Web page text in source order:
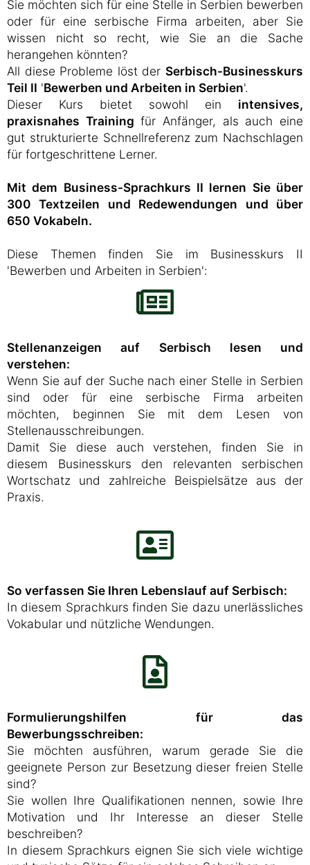
Sie möchten sich für eine Stelle in Serbien bewerben
oder für eine serbische Firma arbeiten, aber Sie
wissen nicht so recht, wie Sie an die Sache
herangehen könnten?
All diese Probleme löst der Serbisch-Businesskurs
Teil II 'Bewerben und Arbeiten in Serbien'.
Dieser Kurs bietet sowohl ein intensives,
praxisnahes Training für Anfänger, als auch eine
gut strukturierte Schnellreferenz zum Nachschlagen
für fortgeschrittene Lerner.
Mit dem Business-Sprachkurs II lernen Sie über
300 Textzeilen und Redewendungen und über
650 Vokabeln.
Diese Themen finden Sie im Businesskurs II
'Bewerben und Arbeiten in Serbien':
Stellenanzeigen auf Serbisch lesen und
verstehen:
Wenn Sie auf der Suche nach einer Stelle in Serbien
sind oder für eine serbische Firma arbeiten
möchten, beginnen Sie mit dem Lesen von
Stellenausschreibungen.
Damit Sie diese auch verstehen, finden Sie in
diesem Businesskurs den relevanten serbischen
Wortschatz und zahlreiche Beispielsätze aus der
Praxis.
So verfassen Sie Ihren Lebenslauf auf Serbisch:
In diesem Sprachkurs finden Sie dazu unerlässliches
Vokabular und nützliche Wendungen.
Formulierungshilfen für das
Bewerbungsschreiben:
Sie möchten ausführen, warum gerade Sie die
geeignete Person zur Besetzung dieser freien Stelle
sind?
Sie wollen Ihre Qualifikationen nennen, sowie Ihre
Motivation und Ihr Interesse an dieser Stelle
beschreiben?
In diesem Sprachkurs eignen Sie sich viele wichtige